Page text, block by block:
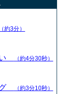
（約3分）
い （約4分30秒）
グ （約3分10秒）